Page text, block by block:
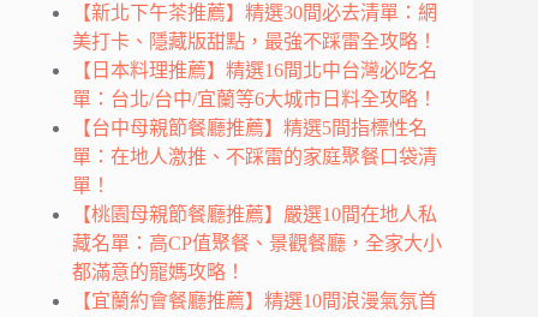
【新北下午茶推薦】精選30間必去清單：網
美打卡、隱藏版甜點，最強不踩雷全攻略！
【日本料理推薦】精選16間北中台灣必吃名
單：台北/台中/宜蘭等6大城市日料全攻略！
【台中母親節餐廳推薦】精選5間指標性名
單：在地人激推、不踩雷的家庭聚餐口袋清
單！
【桃園母親節餐廳推薦】嚴選10間在地人私
藏名單：高CP值聚餐、景觀餐廳，全家大小
都滿意的寵媽攻略！
【宜蘭約會餐廳推薦】精選10間浪漫氣氛首